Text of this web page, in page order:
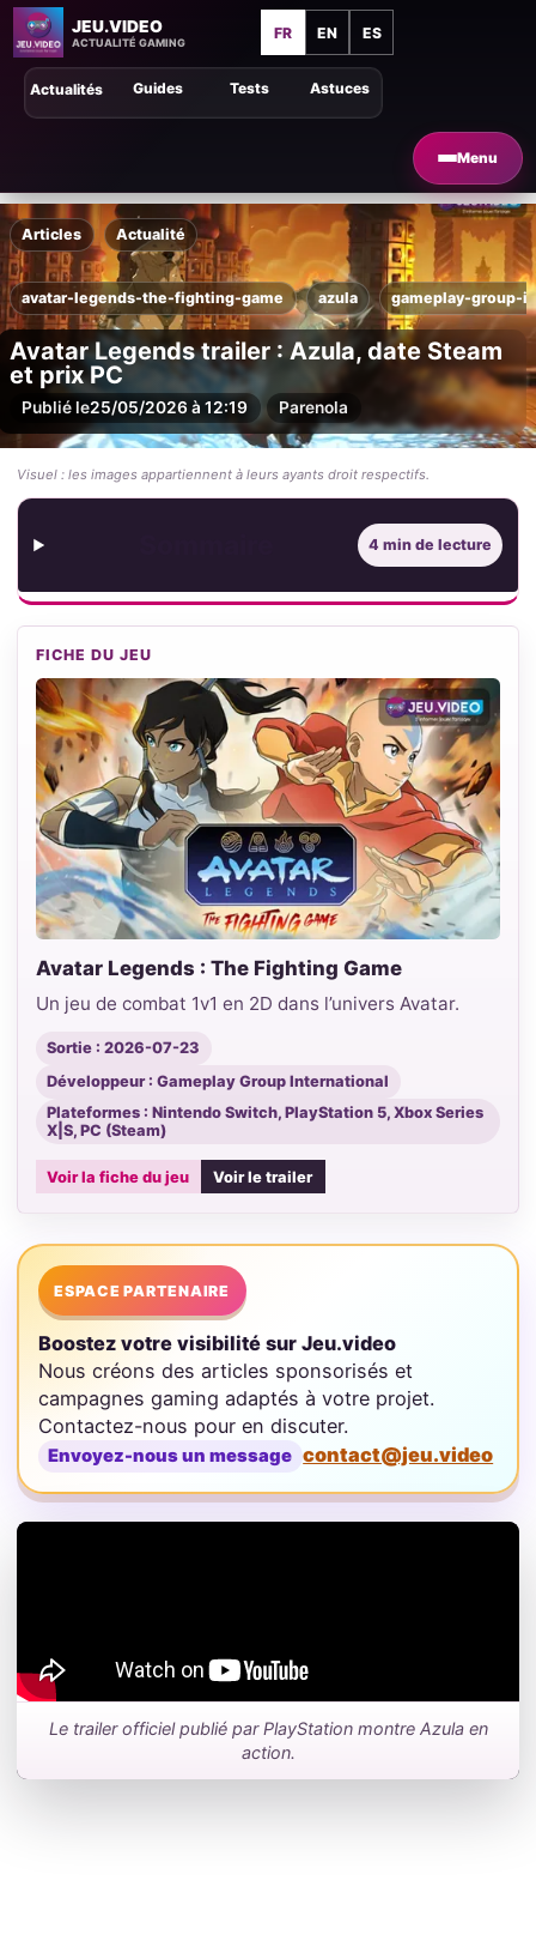
JEU.VIDEO
ACTUALITÉ GAMING
FR EN ES
Menu
Astuces
Guides Tests
Actualités
Articles Actualité
avatar-legends-the-fighting-game azula gameplay-group-
Avatar Legends trailer : Azula, date Steam
et prix PC
Publié le25/05/2026 à 12:19 Parenola
Visuel : les images appartiennent à leurs ayants droit respectifs.
4 min de lecture
FICHE DU JEU
Avatar Legends : The Fighting Game
Un jeu de combat 1v1 en 2D dans l’univers Avatar.
Sortie : 2026-07-23
Développeur : Gameplay Group International
Plateformes : Nintendo Switch, PlayStation 5, Xbox Series
X|S, PC (Steam)
Voir la fiche du jeu Voir le trailer
ESPACE PARTENAIRE
Boostez votre visibilité sur Jeu.video
Nous créons des articles sponsorisés et
campagnes gaming adaptés à votre projet.
Contactez-nous pour en discuter.
Envoyez-nous un message contact@jeu.video
Le trailer officiel publié par PlayStation montre Azula en
action.